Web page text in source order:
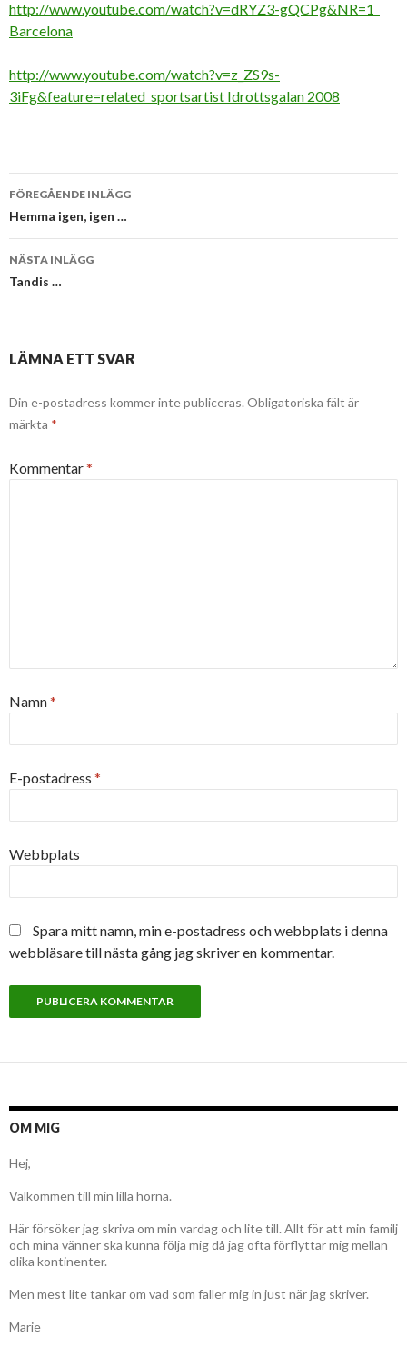
http://www.youtube.com/watch?v=dRYZ3-gQCPg&NR=1
Barcelona
http://www.youtube.com/watch?v=z_ZS9s-
3iFg&feature=related sportsartist Idrottsgalan 2008
Inläggsnavigering
FÖREGÅENDE INLÄGG
Hemma igen, igen …
NÄSTA INLÄGG
Tandis …
LÄMNA ETT SVAR
Din e-postadress kommer inte publiceras. Obligatoriska fält är
märkta *
Kommentar*
Namn*
E-postadress *
Webbplats
Spara mitt namn, min e-postadress och webbplats i denna
webbläsare till nästa gång jag skriver en kommentar.
OM MIG
Hej,
Välkommen till min lilla hörna.
Här försöker jag skriva om min vardag och lite till. Allt för att min familj
och mina vänner ska kunna följa mig då jag ofta förflyttar mig mellan
olika kontinenter.
Men mest lite tankar om vad som faller mig in just när jag skriver.
Marie